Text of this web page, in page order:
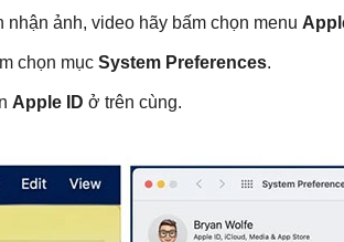
nhận ảnh, video hãy bấm chọn menu
chọn mục System Preferences.
Apple ID ở trên cùng.